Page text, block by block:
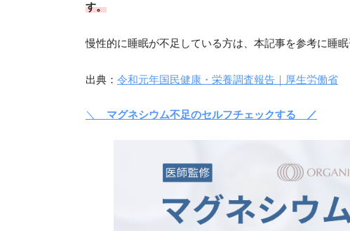
す。
慢性的に睡眠が不足している方は、本記事を参考に睡
出典： 令和元年国民健康・栄養調査報告｜厚生労働省
＼ マグネシウム不足のセルフチェックする ／